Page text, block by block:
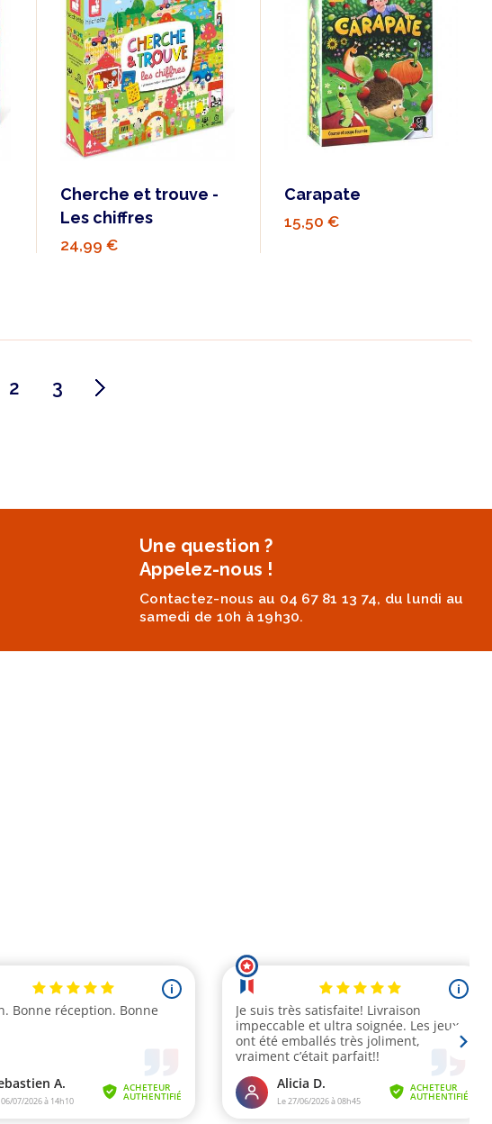
Cherche et trouve -
Les chiffres
24,99 €
Carapate
15,50 €
2 3
Une question ?
Appelez-nous !
Contactez-nous au 04 67 81 13 74, du lundi au
samedi de 10h à 19h30.